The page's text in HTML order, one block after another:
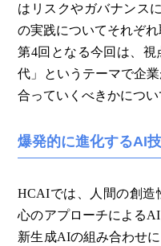
はリスクやガバナンス
の実践についてそれぞれ
第4回となる今回は、
代」というテーマで企
合っていくべきかについ
爆発的に進化するAI
HCAIでは、人間の創造
心のアプローチによる
新生成AIの組み合わせ